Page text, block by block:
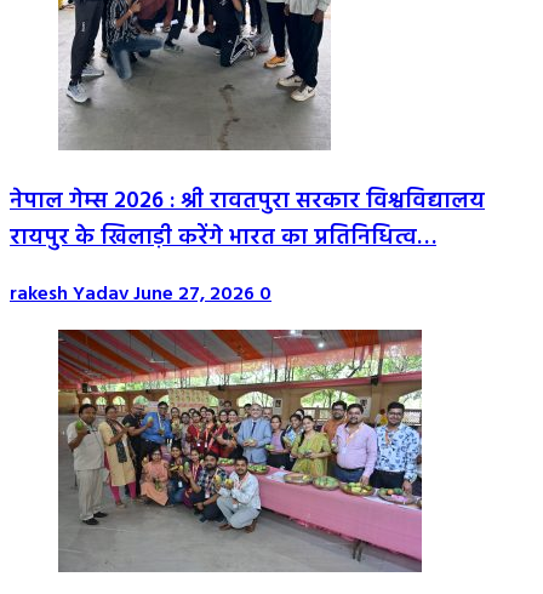
नेपाल गेम्स 2026 : श्री रावतपुरा सरकार विश्वविद्यालय
रायपुर के खिलाड़ी करेंगे भारत का प्रतिनिधित्व…
rakesh YadavJune 27, 20260